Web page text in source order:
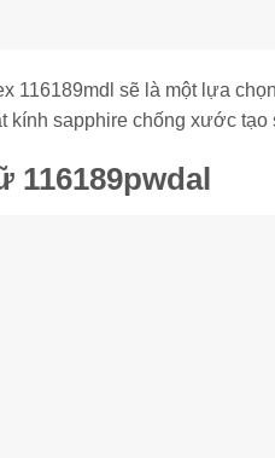
116189mdl sẽ là một lựa
kính sapphire chống xước